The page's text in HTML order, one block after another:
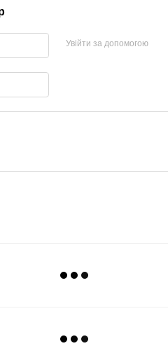
Увійти за допомогою